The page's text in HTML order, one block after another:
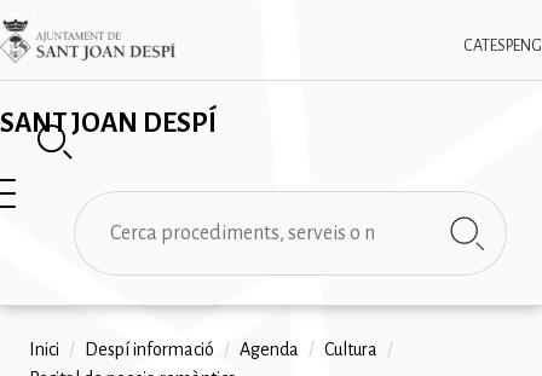
Vés
al
contingut
SANT JOAN DESPÍ
CAT ESPENG
Imatge
✕
Cerca
Fil
Inici / Despí informació / Agenda / Cultura
/